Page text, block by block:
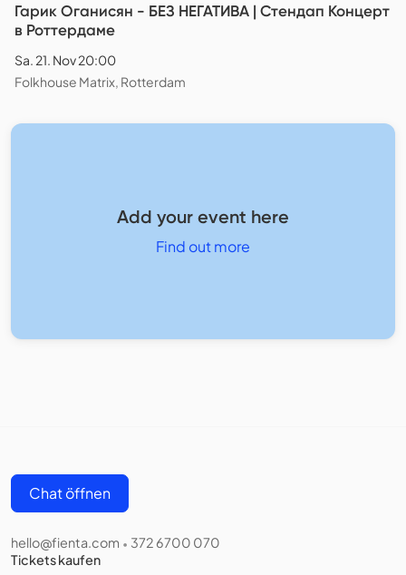
Гарик Оганисян - БЕЗ НЕГАТИВА | Стендап Концерт
в Роттердаме
Sa. 21. Nov 20:00
Folkhouse Matrix, Rotterdam
Add your event here
Find out more
Chat öffnen
hello@fienta.com • 372 6700 070
Tickets kaufen